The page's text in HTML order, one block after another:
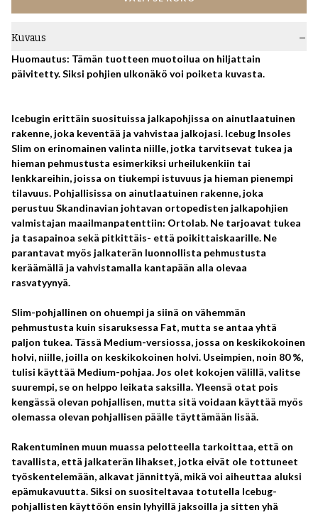
Kuvaus
Huomautus: Tämän tuotteen muotoilua on hiljattain
päivitetty. Siksi pohjien ulkonäkö voi poiketa kuvasta.
Icebugin erittäin suosituissa jalkapohjissa on ainutlaatuinen
rakenne, joka keventää ja vahvistaa jalkojasi. Icebug Insoles
Slim on erinomainen valinta niille, jotka tarvitsevat tukea ja
hieman pehmustusta esimerkiksi urheilukenkiin tai
lenkkareihin, joissa on tiukempi istuvuus ja hieman pienempi
tilavuus. Pohjallisissa on ainutlaatuinen rakenne, joka
perustuu Skandinavian johtavan ortopedisten jalkapohjien
valmistajan maailmanpatenttiin: Ortolab. Ne tarjoavat tukea
ja tasapainoa sekä pitkittäis- että poikittaiskaarille. Ne
parantavat myös jalkaterän luonnollista pehmustusta
keräämällä ja vahvistamalla kantapään alla olevaa
rasvatyynyä.
Slim-pohjallinen on ohuempi ja siinä on vähemmän
pehmustusta kuin sisaruksessa Fat, mutta se antaa yhtä
paljon tukea. Tässä Medium-versiossa, jossa on keskikokoinen
holvi, niille, joilla on keskikokoinen holvi. Useimpien, noin 80 %,
tulisi käyttää Medium-pohjaa. Jos olet kokojen välillä, valitse
suurempi, se on helppo leikata saksilla. Yleensä otat pois
kengässä olevan pohjallisen, mutta sitä voidaan käyttää myös
olemassa olevan pohjallisen päälle täyttämään lisää.
Rakentuminen muun muassa pelotteella tarkoittaa, että on
tavallista, että jalkaterän lihakset, jotka eivät ole tottuneet
työskentelemään, alkavat jännittyä, mikä voi aiheuttaa aluksi
epämukavuutta. Siksi on suositeltavaa totutella Icebug-
pohjallisten käyttöön ensin lyhyillä jaksoilla ja sitten yhä